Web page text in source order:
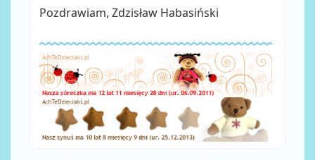
Pozdrawiam, Zdzisław Habasiński